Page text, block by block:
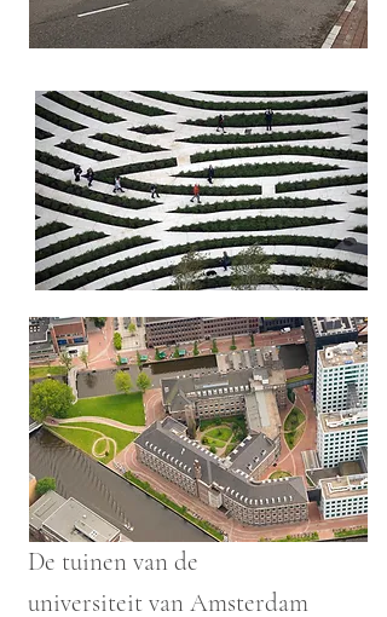
De tuinen van de
universiteit van Amsterdam